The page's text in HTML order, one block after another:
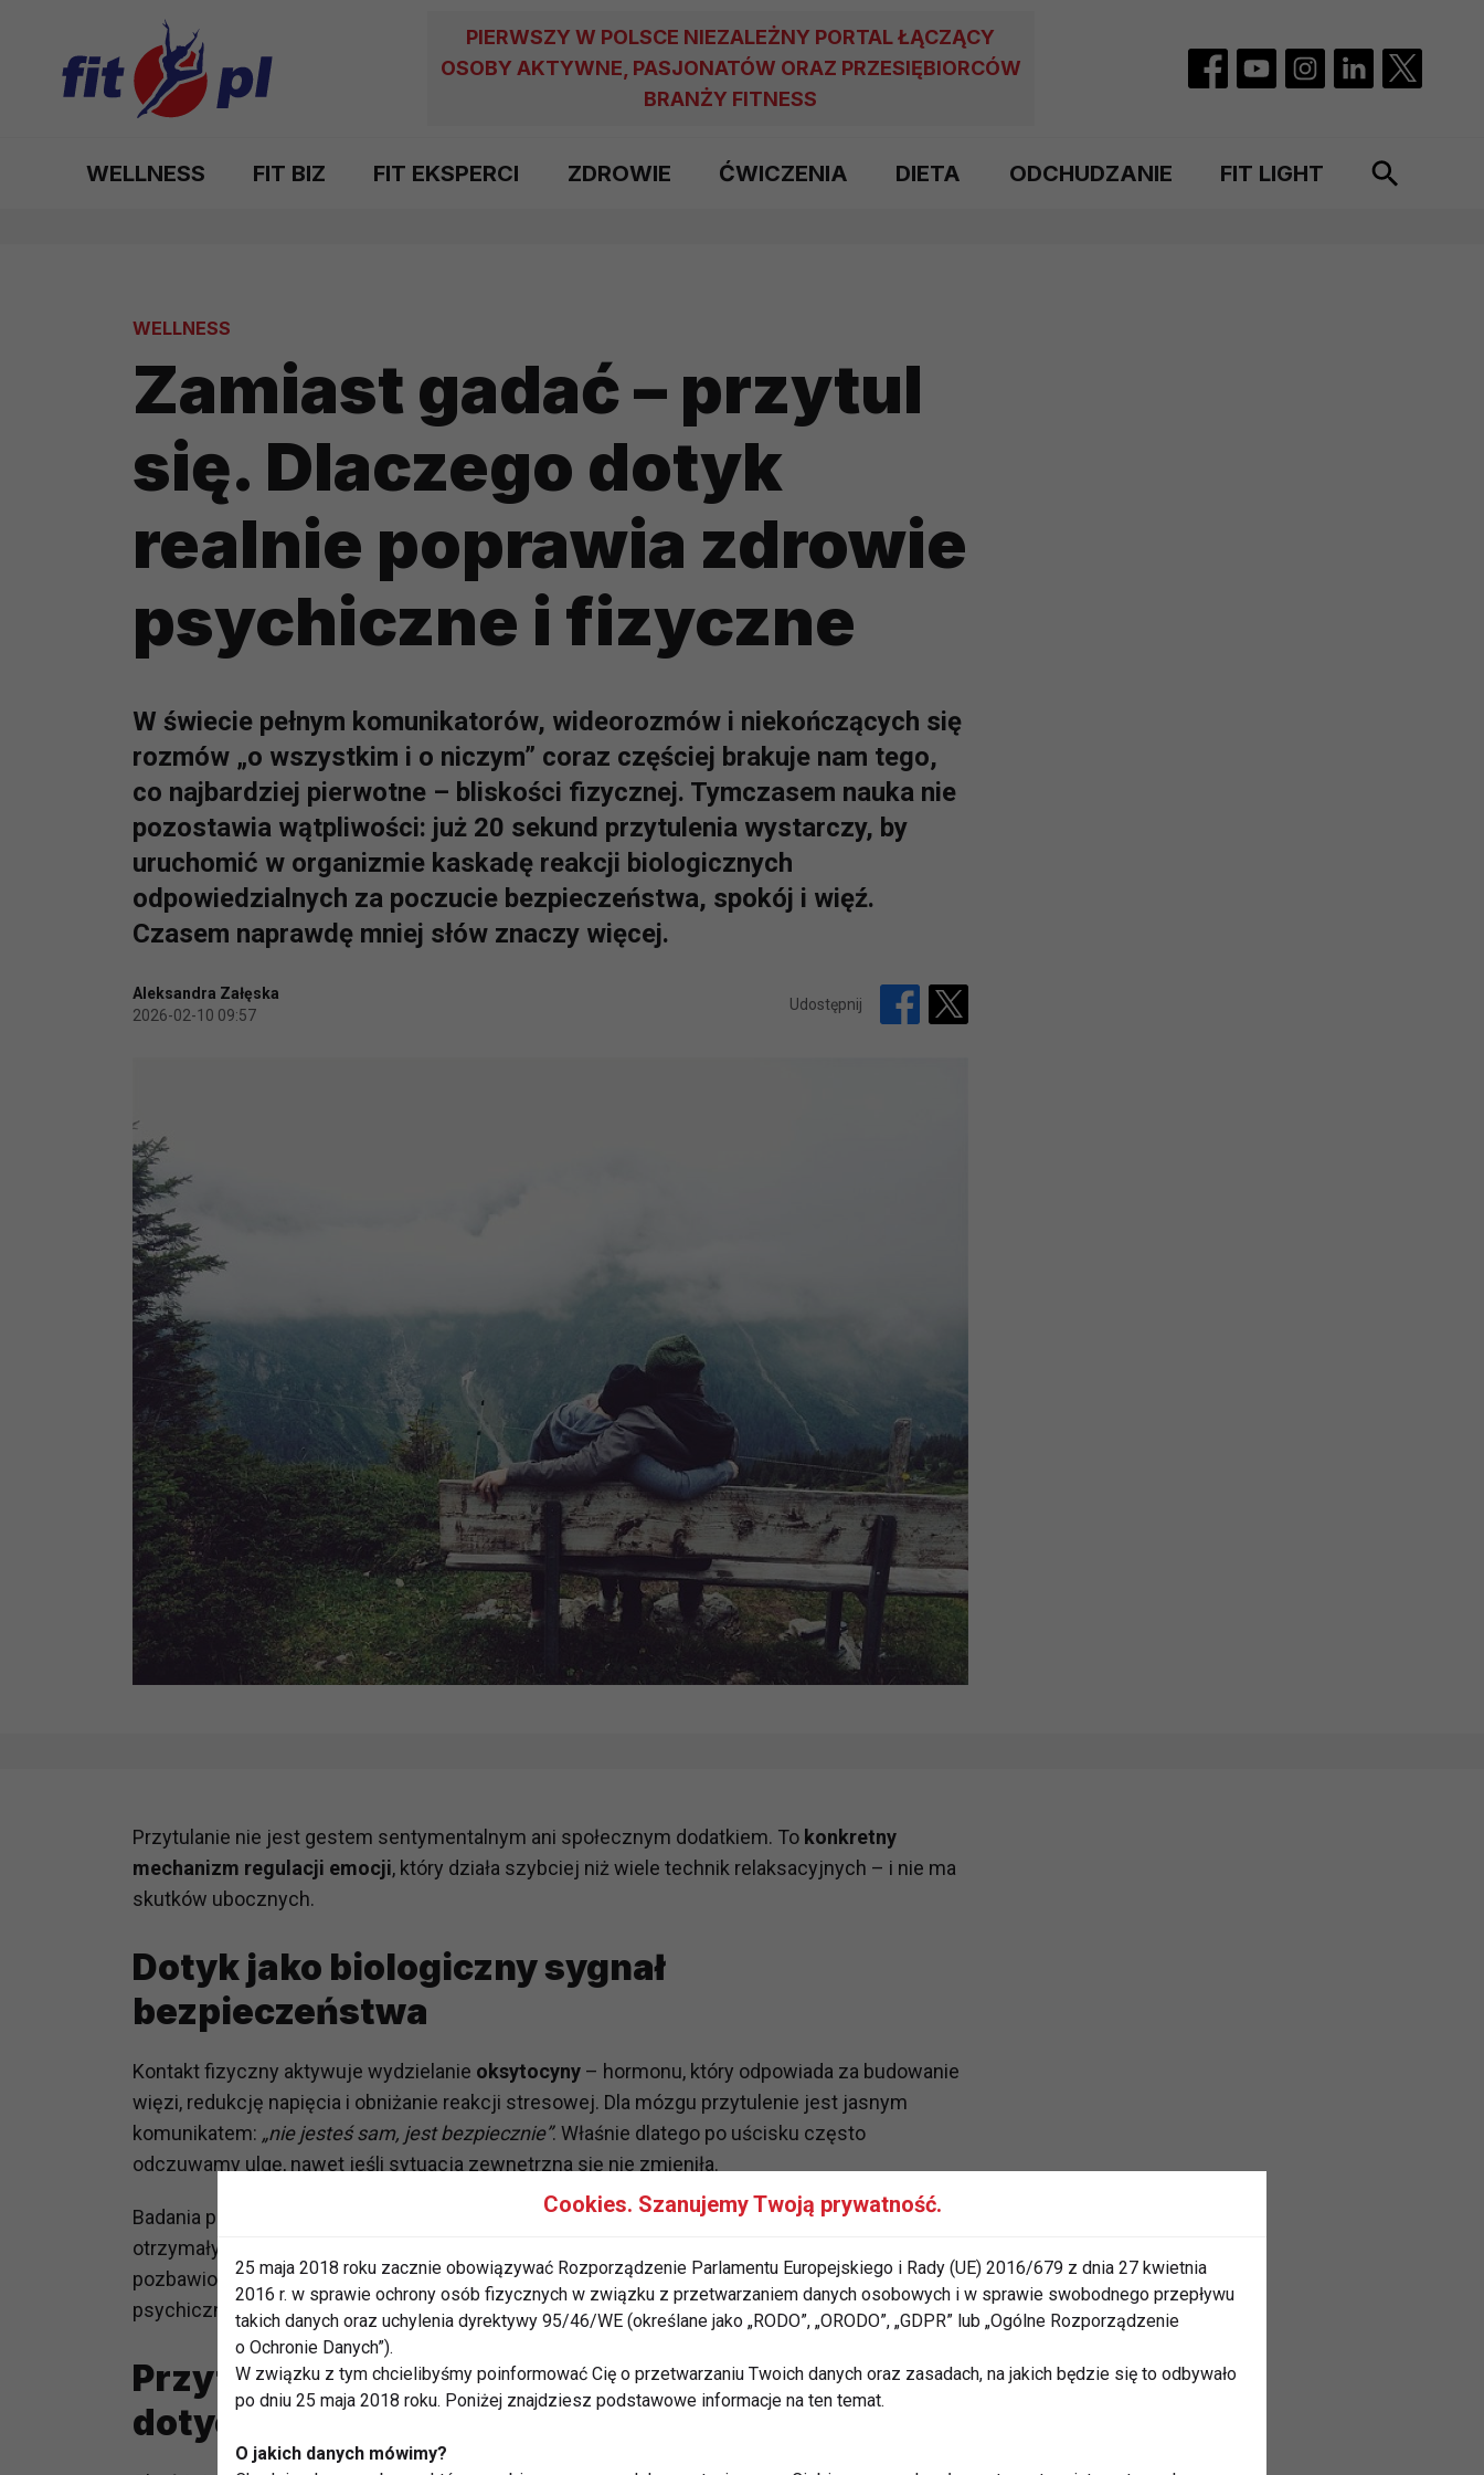
PIERWSZY W POLSCE NIEZALEŻNY PORTAL ŁĄCZĄCY
OSOBY AKTYWNE, PASJONATÓW ORAZ PRZESIĘBIORCÓW
BRANŻY FITNESS
WELLNESS FIT BIZ FIT EKSPERCI ZDROWIE ĆWICZENIA DIETA ODCHUDZANIE FIT LIGHT
WELLNESS
Zamiast gadać – przytul
się. Dlaczego dotyk
realnie poprawia zdrowie
psychiczne i fizyczne
W świecie pełnym komunikatorów, wideorozmów i niekończących się
rozmów „o wszystkim i o niczym” coraz częściej brakuje nam tego,
co najbardziej pierwotne – bliskości fizycznej. Tymczasem nauka nie
pozostawia wątpliwości: już 20 sekund przytulenia wystarczy, by
uruchomić w organizmie kaskadę reakcji biologicznych
odpowiedzialnych za poczucie bezpieczeństwa, spokój i więź.
Czasem naprawdę mniej słów znaczy więcej.
Aleksandra Załęska
2026-02-10 09:57
Udostępnij
Przytulanie nie jest gestem sentymentalnym ani społecznym dodatkiem. To konkretny
mechanizm regulacji emocji, który działa szybciej niż wiele technik relaksacyjnych – i nie ma
skutków ubocznych.
Dotyk jako biologiczny sygnał
bezpieczeństwa
Kontakt fizyczny aktywuje wydzielanie oksytocyny – hormonu, który odpowiada za budowanie
więzi, redukcję napięcia i obniżanie reakcji stresowej. Dla mózgu przytulenie jest jasnym
komunikatem: „nie jesteś sam, jest bezpiecznie”. Właśnie dlatego po uścisku często
odczuwamy ulgę, nawet jeśli sytuacja zewnętrzna się nie zmieniła.
Badania psychobiologiczne pokazują, że osoby, które po stresującym doświadczeniu
otrzymały uścisk, miały
pozbawione kontaktu fizycznego. Dotyk – od przytulania po masaż – poprawia samopoczucie
psychiczne, wspiera regulację emocji i obniża poziom lęku.
Przytulanie a samotność – problem, który
dotyczy coraz większej liczby osób
Cookies. Szanujemy Twoją prywatność.
25 maja 2018 roku zacznie obowiązywać Rozporządzenie Parlamentu Europejskiego i Rady (UE) 2016/679 z dnia 27 kwietnia
2016 r. w sprawie ochrony osób fizycznych w związku z przetwarzaniem danych osobowych i w sprawie swobodnego przepływu
takich danych oraz uchylenia dyrektywy 95/46/WE (określane jako „RODO”, „ORODO”, „GDPR” lub „Ogólne Rozporządzenie
o Ochronie Danych”).
W związku z tym chcielibyśmy poinformować Cię o przetwarzaniu Twoich danych oraz zasadach, na jakich będzie się to odbywało
po dniu 25 maja 2018 roku. Poniżej znajdziesz podstawowe informacje na ten temat.
O jakich danych mówimy?